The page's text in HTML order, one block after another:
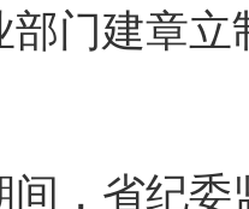
部门建章
省纪委